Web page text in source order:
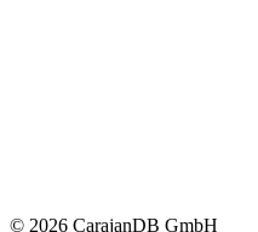
© 2026 CarajanDB GmbH